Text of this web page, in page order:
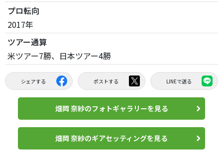
プロ転向
2017年
ツアー通算
米ツアー7勝、日本ツアー4勝
シェアする ポストする LINEで送る
畑岡 奈紗のフォトギャラリーを見る
畑岡 奈紗のギアセッティングを見る